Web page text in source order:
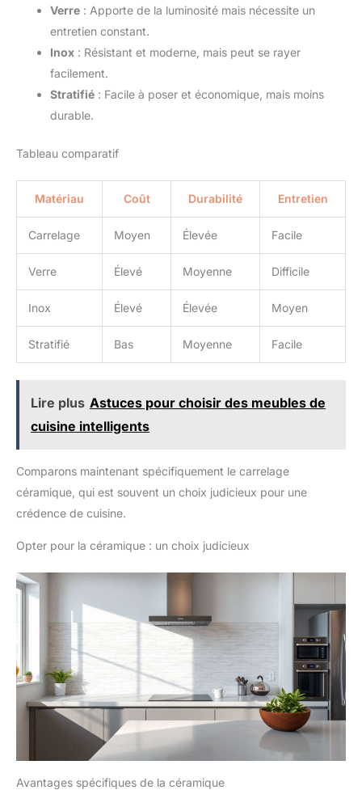
Verre : Apporte de la luminosité mais nécessite un
entretien constant.
Inox : Résistant et moderne, mais peut se rayer
facilement.
Stratifié : Facile à poser et économique, mais moins
durable.
Tableau comparatif
Matériau Coût Durabilité Entretien
Carrelage Moyen Élevée Facile
Verre Élevé Moyenne Difficile
Inox Élevé Élevée Moyen
Stratifié Bas Moyenne Facile
Lire plus Astuces pour choisir des meubles de
cuisine intelligents
Comparons maintenant spécifiquement le carrelage
céramique, qui est souvent un choix judicieux pour une
crédence de cuisine.
Opter pour la céramique : un choix judicieux
Avantages spécifiques de la céramique